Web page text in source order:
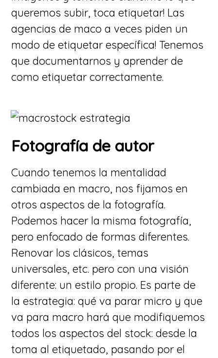
queremos subir, toca etiquetar! Las
agencias de maco a veces piden un
modo de etiquetar específica! Tenemos
que documentarnos y aprender de
como etiquetar correctamente.
​Fotografía de autor
Cuando tenemos la mentalidad
cambiada en macro, nos fijamos en
otros aspectos de la fotografía.
Podemos hacer la misma fotografía,
pero enfocado de formas diferentes.
Renovar los clásicos, temas
universales, etc. pero con una visión
diferente: un estilo propio. Es parte de
la estrategia: qué va parar micro y que
va para macro hará que modifiquemos
todos los aspectos del stock: desde la
toma al etiquetado, pasando por el